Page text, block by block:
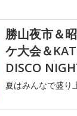
勝山夜市＆
ケ大会＆
DISCO
夏はみんなで盛り